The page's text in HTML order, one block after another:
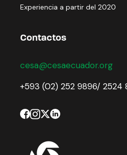
Experiencia a partir del 2020
Contactos
cesa@cesaecuador.org
+593 (02) 252 9896/ 2524